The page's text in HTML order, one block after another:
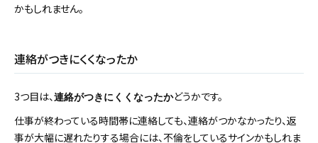
かもしれません。
連絡がつきにくくなったか
3つ目は、連絡がつきにくくなったかどうかです。
仕事が終わっている時間帯に連絡しても、連絡がつかなかったり、返
事が大幅に遅れたりする場合には、不倫をしているサインかもしれま